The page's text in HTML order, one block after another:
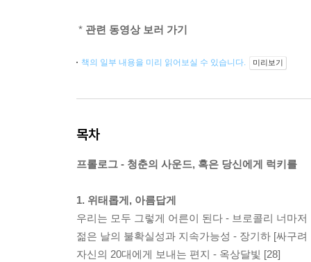
* 관련 동영상 보러 가기
책의 일부 내용을 미리 읽어보실 수 있습니다. 미리보기
목차
프롤로그 - 청춘의 사운드, 혹은 당신에게 럭키를
1. 위태롭게, 아름답게
우리는 모두 그렇게 어른이 된다 - 브로콜리 너마
젊은 날의 불확실성과 지속가능성 - 장기하 [싸구려
자신의 20대에게 보내는 편지 - 옥상달빛 [28]